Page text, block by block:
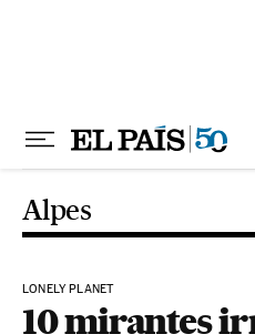
Alpes
LONELY PLANET
10 mirantes